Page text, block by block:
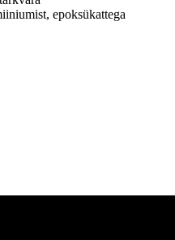
epoksükattega